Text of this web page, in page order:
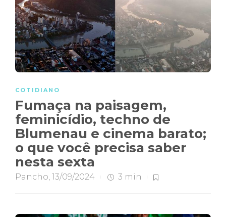
COTIDIANO
Fumaça na paisagem,
feminicídio, techno de
Blumenau e cinema barato;
o que você precisa saber
nesta sexta
Pancho, 13/09/2024 3 min